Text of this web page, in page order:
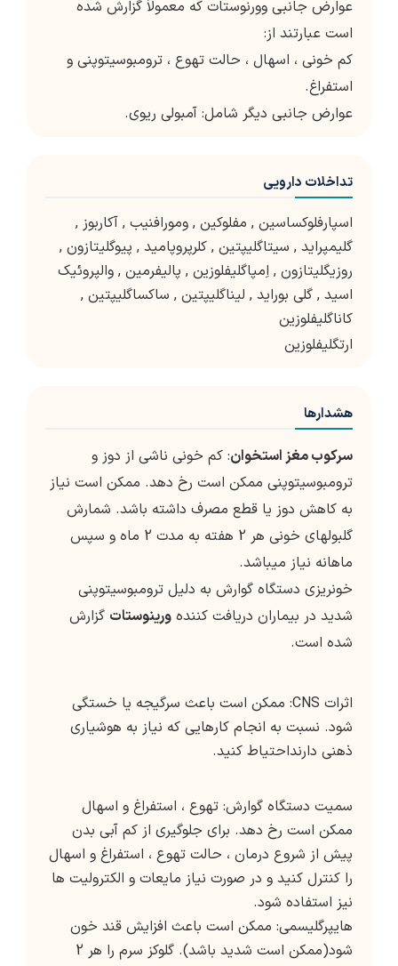
عوارض جانبی وورنوستات که معمولاً گزارش شده
است عبارتند از:
کم خونی ، اسهال ، حالت تهوع ، ترومبوسیتوپنی و
استفراغ.
عوارض جانبی دیگر شامل: آمبولی ریوی.
تداخلات دارویی
اسپارفلوکساسین , مفلوکین , ومورافنیب , آکاربوز ,
گلیمپراید , سیتاگلیپتین , کلرپروپامید , پیوگلیتازون ,
روزیگلیتازون , اِمپاگلیفلوزین , پالیفرمین , والپروئیک
اسید , گلی بوراید , لیناگلیپتین , ساکساگلیپتین ,
کاناگلیفلوزین
ارتگلیفلوزین
هشدارها
سرکوب مغز استخوان: کم خونی ناشی از دوز و
ترومبوسیتوپنی ممکن است رخ دهد. ممکن است نیاز
به کاهش دوز یا قطع مصرف داشته باشد. شمارش
گلبولهای خونی هر 2 هفته به مدت 2 ماه و سپس
ماهانه نیاز میباشد.
خونریزی دستگاه گوارش به دلیل ترومبوسیتوپنی
شدید در بیماران دریافت کننده ورینوستات گزارش
شده است.
اثرات CNS: ممکن است باعث سرگیجه یا خستگی
شود. نسبت به انجام کارهایی که نیاز به هوشیاری
ذهنی دارنداحتیاط کنید.
سمیت دستگاه گوارش: تهوع ، استفراغ و اسهال
ممکن است رخ دهد. برای جلوگیری از کم آبی بدن
پیش از شروع درمان ، حالت تهوع ، استفراغ و اسهال
را کنترل کنید و در صورت نیاز مایعات و الکترولیت ها
نیز استفاده شود.
هایپرگلیسمی: ممکن است باعث افزایش قند خون
شود(ممکن است شدید باشد). گلوکز سرم را هر 2